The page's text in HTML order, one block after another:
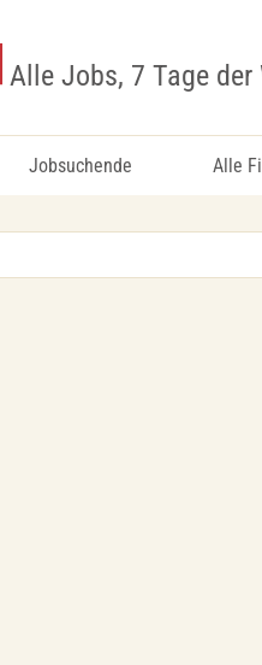
Alle Jobs, 7 Tage der
Jobsuchende Alle